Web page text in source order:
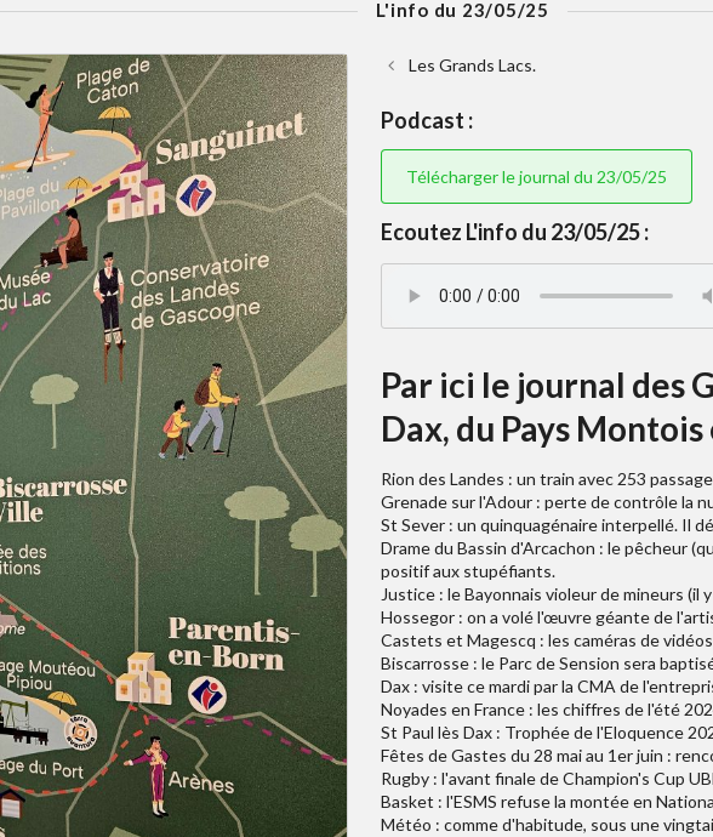
L'info du 23/05/25
Les Grands Lacs.
Podcast :
Télécharger le journal du 23/05/25
Ecoutez L'info du 23/05/25 :
Par ici le journal des
Dax, du Pays
Rion des Landes : un train avec 253
Grenade sur l'Adour : perte de contrôle la
St Sever : un quinquagénaire interpellé. Il
Drame du Bassin d'Arcachon : le pêcheur
positif aux stupéfiants.
Justice : le Bayonnais violeur de mineurs (il
Hossegor : on a volé l'œuvre géante de
Castets et Magescq : les caméras de
Biscarrosse : le Parc de Sension sera
Dax : visite ce mardi par la CMA de
Noyades en France : les chiffres de l'été
St Paul lès Dax : Trophée de l'Eloquence
Fêtes de Gastes du 28 mai au 1er juin :
Rugby : l'avant finale de Champion's Cup
Basket : l'ESMS refuse la montée en
Météo : comme d'habitude, sous une